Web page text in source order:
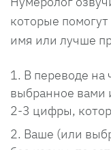
которые
имя или лучше
В переводе на
выбранное вами
2-3 цифры,
Ваше (или